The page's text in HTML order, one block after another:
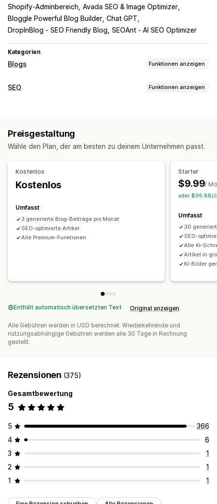
Shopify-Adminbereich Avada SEO & Image Optimizer
Bloggle Powerful Blog Builder Chat GPT
DropInBlog ‑ SEO Friendly Blog SEOAnt ‑ AI SEO Optimizer
Kategorien
Blogs Funktionen anzeigen
Erstellung von Inhalten
SEO
Keyword-Optimierung
SEO-Analyse
SEO Funktionen anzeigen
Leistungsüberwachung
Preisgestaltung
Wähle den Plan, der am besten zu deinem Unternehmen passt.
Kostenlos
Kostenlos
Umfasst
3 generierte Blog-Beiträge pro Monat
SEO-optimierte Artikel
Alle Premium-Funktionen
Starter
$9.99/
oder $95.88/
Umfasst
30
SEO-
Alle KI-
Artikel in
KI-Bilder
Enthält automatisch übersetzten Text Original anzeigen
Alle Gebühren werden in USD berechnet. Wiederkehrende und
nutzungsabhängige Gebühren werden alle 30 Tage in Rechnung
gestellt.
Rezensionen (375)
Gesamtbewertung
5
5
366
4
6
3
1
2
1
1
1